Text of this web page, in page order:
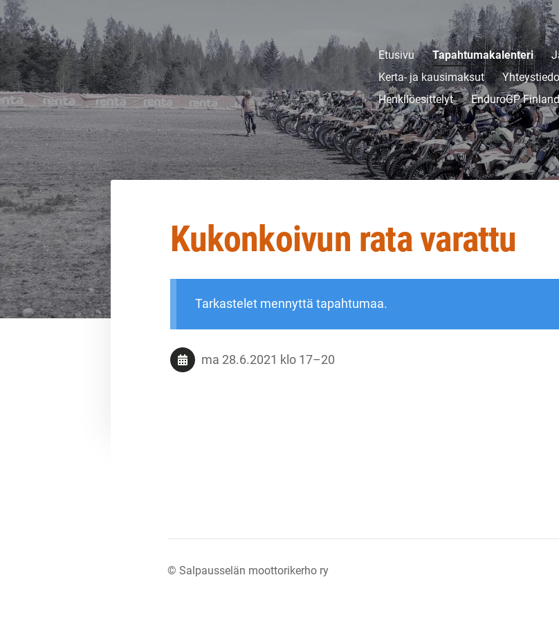
Siirry
sivun
sisältöön
Sivuston etusivulle
Etusivu Tapahtumakalenteri
Kerta- ja kausimaksut
Henkilöesittelyt
EnduroGP
Kukonkoivun rata varattu
Tarkastelet mennyttä tapahtumaa.
ma 28.6.2021 klo 17–20
© Salpausselän moottorikerho ry